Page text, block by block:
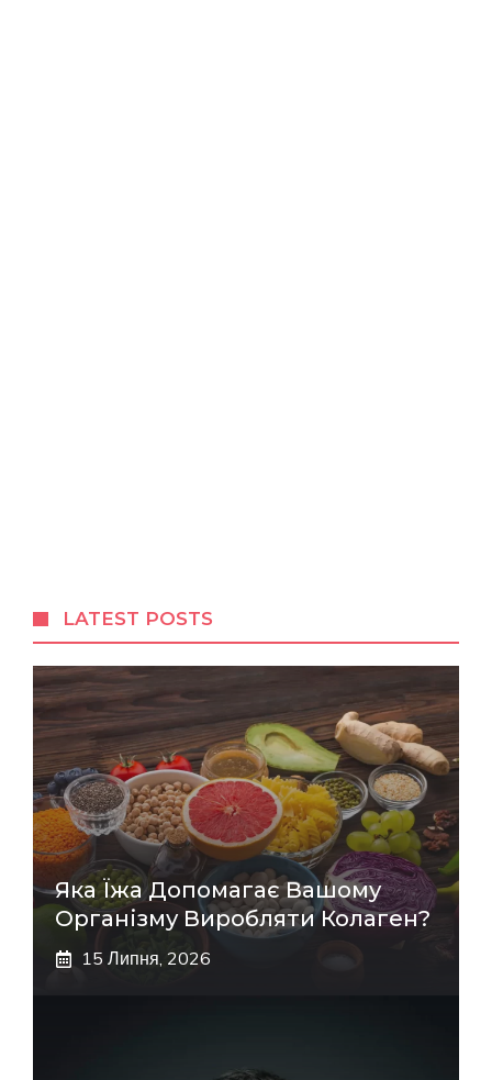
LATEST POSTS
Яка Їжа Допомагає Вашому
Організму Виробляти Колаген?
15 Липня, 2026